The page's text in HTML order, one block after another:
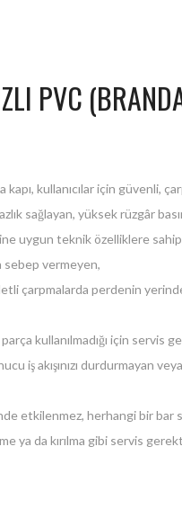
PVC
kullanıcılar için güvenli,
sağlayan, yüksek rüzgâr
uygun teknik özelliklere
sebep vermeyen,
çarpmalarda perdenin
kullanılmadığı için servis
iş akışınızı durdurmayan
etkilenmez, herhangi bir bar
ya da kırılma gibi servis